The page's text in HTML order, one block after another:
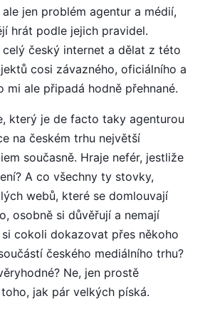
jen problém agentur a médií,
hrát podle jejich pravidel.
český internet a dělat z této
cosi závazného, oficiálního a
mi ale připadá hodně přehnané.
který je de facto taky agenturou
na českém trhu největší
současně. Hraje nefér, jestliže
A co všechny ty stovky,
webů, které se domlouvají
osobně si důvěřují a nemají
cokoli dokazovat přes někoho
českého mediálního trhu?
Ne, jen prostě
jak pár velkých píská.